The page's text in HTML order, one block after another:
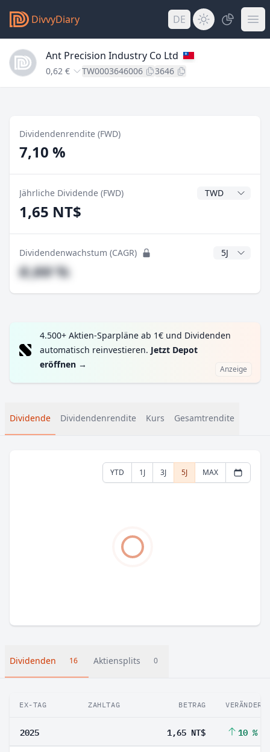
DivvyDiary DE
Ant Precision Industry Co Ltd
0,62 € TW0003646006 3646
Dividendenrendite (FWD)
7,10 %
Jährliche Dividende (FWD)
1,65 NT$
Dividendenwachstum (CAGR) CAGR Jahre
#,## %
4.500+ Aktien-Sparpläne ab 1€ und Dividenden
automatisch reinvestieren. Jetzt Depot
eröffnen → Anzeige
Dividende Dividendenrendite Kurs Gesamtrendite
YTD 1J 3J 5J MAX
Dividenden 16 Aktiensplits 0
EX-TAG ZAHLTAG BETRAG
2025 1,65 NT$ 10 %